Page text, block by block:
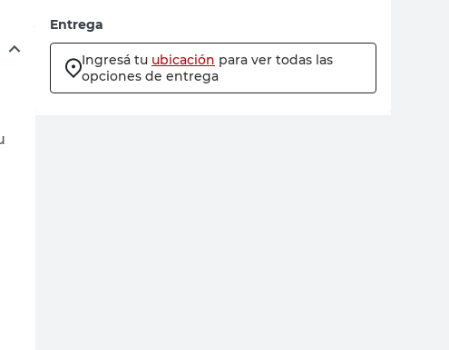
Entrega
Ingresá tu ubicación para ver todas las
opciones de entrega